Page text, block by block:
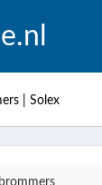
| Solex